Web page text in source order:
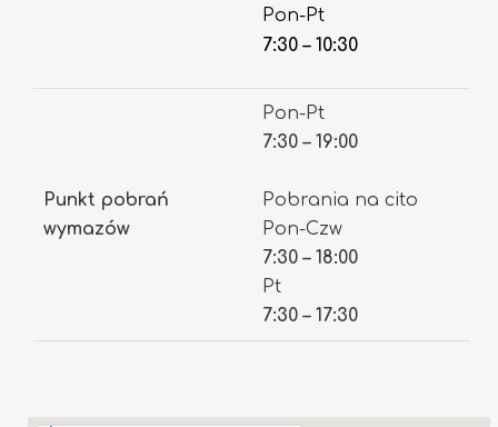
Pon-Pt
7:30 – 10:30
Punkt pobrań
wymazów
Pon-Pt
7:30 – 19:00
Pobrania na cito
Pon-Czw
7:30 – 18:00
Pt
7:30 – 17:30